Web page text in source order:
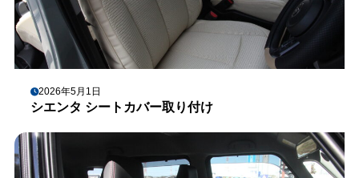
2026年5月1日
シエンタ シートカバー取り付け